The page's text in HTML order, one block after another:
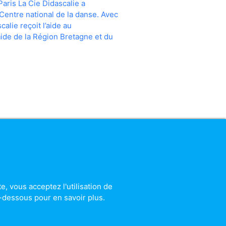
La Cie Didascalie a
national de la danse. Avec
reçoit l’aide au
de la Région Bretagne et du
vous acceptez l'utilisation de
pour en savoir plus.